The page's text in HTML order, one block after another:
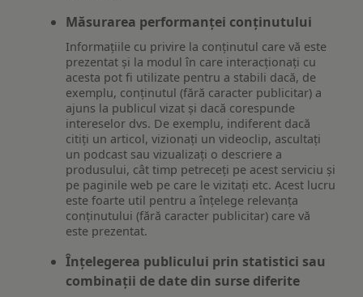
Măsurarea performanței conținutului
Informațiile cu privire la conținutul care vă este
prezentat și la modul în care interacționați cu
acesta pot fi utilizate pentru a stabili dacă, de
exemplu, conținutul (fără caracter publicitar) a
ajuns la publicul vizat și dacă corespunde
intereselor dvs. De exemplu, indiferent dacă
citiți un articol, vizionați un videoclip, ascultați
un podcast sau vizualizați o descriere a
produsului, cât timp petreceți pe acest serviciu și
pe paginile web pe care le vizitați etc. Acest lucru
este foarte util pentru a înțelege relevanța
conținutului (fără caracter publicitar) care vă
este prezentat.
Înțelegerea publicului prin statistici sau
combinații de date din surse diferite